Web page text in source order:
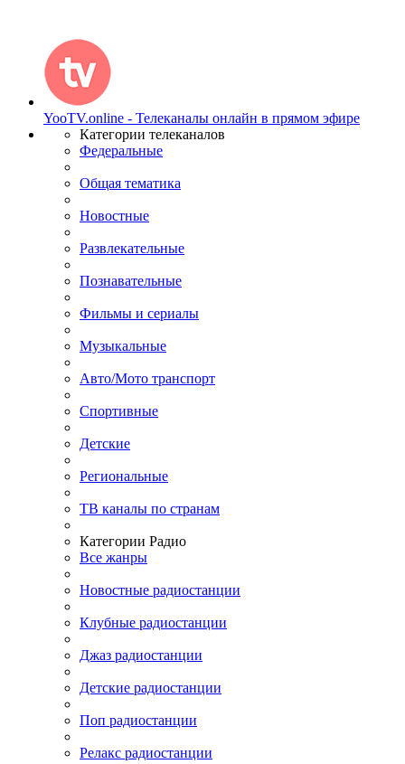
YooTV.online - Телеканалы онлайн в прямом эфире
Категории телеканалов
Федеральные
Общая тематика
Новостные
Развлекательные
Познавательные
Фильмы и сериалы
Музыкальные
Авто/Мото транспорт
Спортивные
Детские
Региональные
ТВ каналы по странам
Категории Радио
Все жанры
Новостные радиостанции
Клубные радиостанции
Джаз радиостанции
Детские радиостанции
Поп радиостанции
Релакс радиостанции